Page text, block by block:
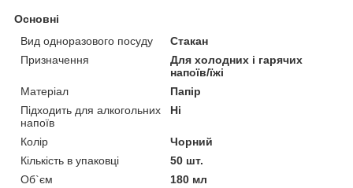
Основні
Вид одноразового посуду
Стакан
Призначення
Для холодних і гарячих
напоїв/їжі
Матеріал
Папір
Підходить для алкогольних
напоїв
Ні
Колір
Чорний
Кількість в упаковці
50 шт.
Об`єм
180 мл